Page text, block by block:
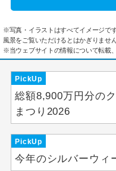
※写真・イラストはすべてイメージで
風景をご覧いただけるとはかぎりませ
※当ウェブサイトの情報について転載
PickUp
総額8,900万円分の
まつり2026
PickUp
今年のシルバーウィ